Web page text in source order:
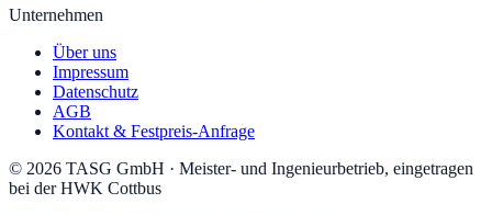
Unternehmen
Über uns
Impressum
Datenschutz
AGB
Kontakt & Festpreis-Anfrage
© 2026 TASG GmbH · Meister- und Ingenieurbetrieb, eingetragen
bei der HWK Cottbus